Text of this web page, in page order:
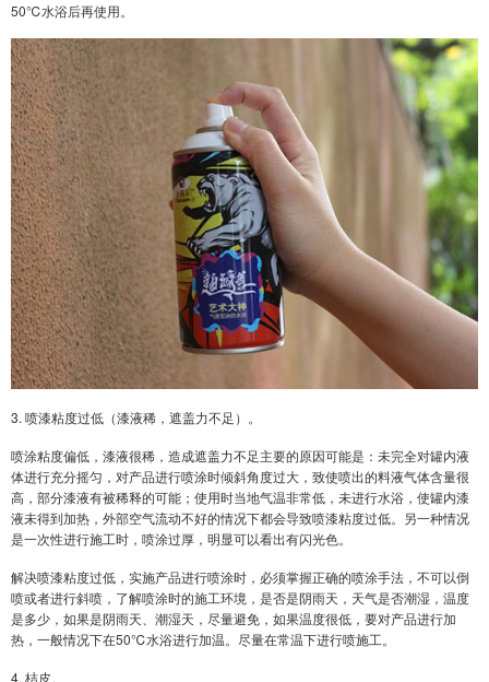
50℃水浴后再使用。
3. 喷漆粘度过低（漆液稀，遮盖力不足）。
喷涂粘度偏低，漆液很稀，造成遮盖力不足主要的原因可能是：未完全对罐内液
体进行充分摇匀，对产品进行喷涂时倾斜角度过大，致使喷出的料液气体含量很
高，部分漆液有被稀释的可能；使用时当地气温非常低，未进行水浴，使罐内漆
液未得到加热，外部空气流动不好的情况下都会导致喷漆粘度过低。另一种情况
是一次性进行施工时，喷涂过厚，明显可以看出有闪光色。
解决喷漆粘度过低，实施产品进行喷涂时，必须掌握正确的喷涂手法，不可以倒
喷或者进行斜喷，了解喷涂时的施工环境，是否是阴雨天，天气是否潮湿，温度
是多少，如果是阴雨天、潮湿天，尽量避免，如果温度很低，要对产品进行加
热，一般情况下在50℃水浴进行加温。尽量在常温下进行喷施工。
4. 桔皮。